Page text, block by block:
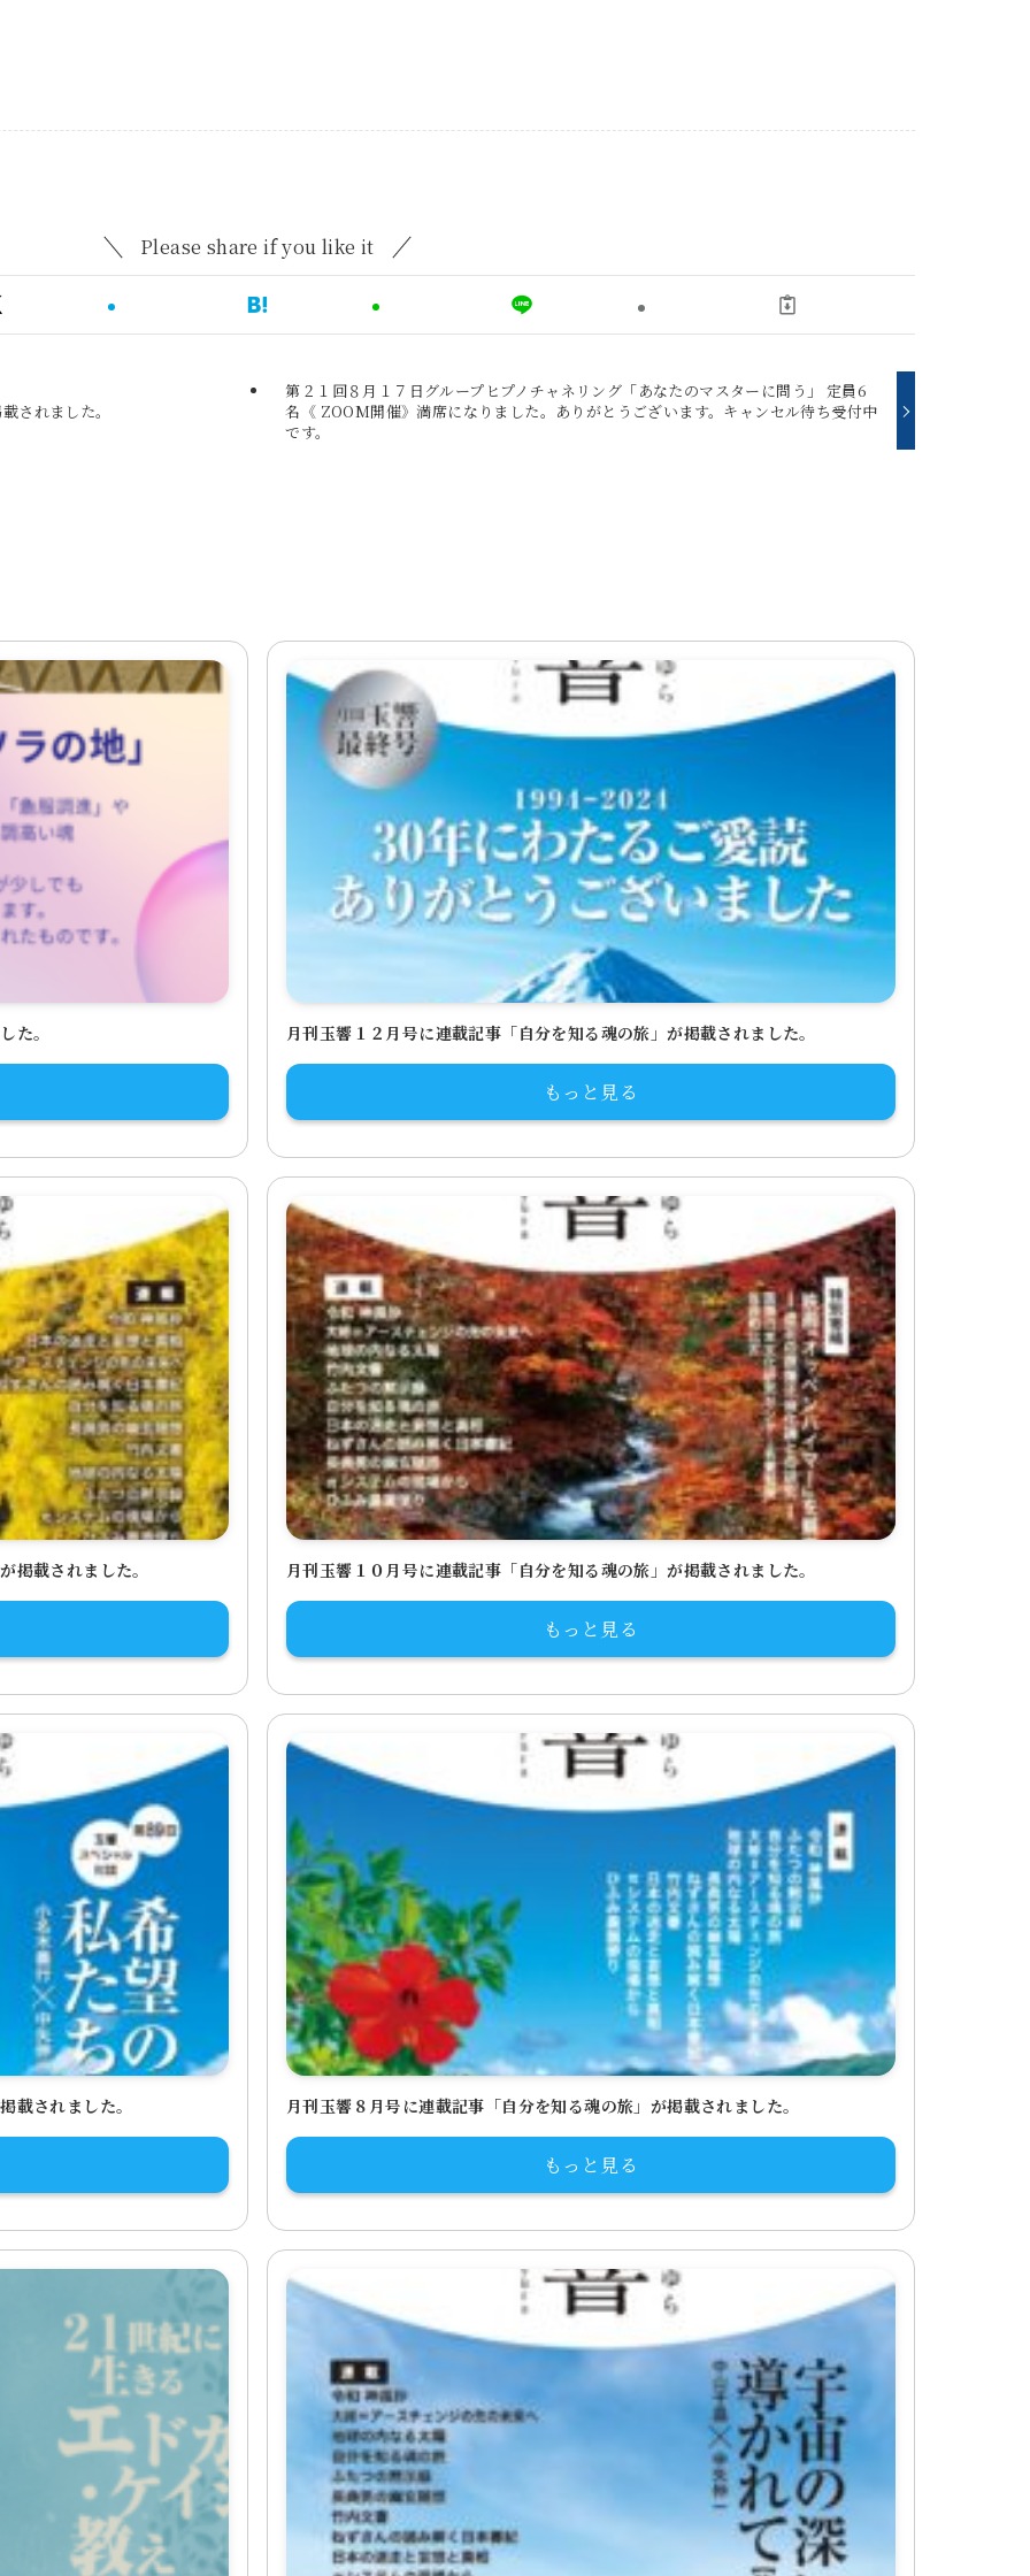
Please share if you like it
されました。
第２１回８月１７日グループヒプノチャネリング「あなたのマスターに問う」 定員6
名《 ZOOM開催》満席になりました。ありがとうございます。キャンセル待ち受付中
です。
た。 月刊玉響１２月号に連載記事「自分を知る魂の旅」が掲載されました。
もっと見る
掲載されました。 月刊玉響１０月号に連載記事「自分を知る魂の旅」が掲載されました。
もっと見る
載されました。 月刊玉響８月号に連載記事「自分を知る魂の旅」が掲載されました。
もっと見る